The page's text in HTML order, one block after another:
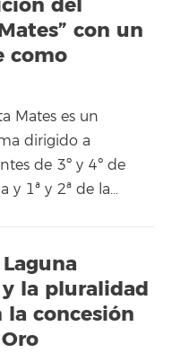
con un
como
Mates es un
dirigido a
de 3º y 4º de
y 1ª y 2ª de la…
la pluralidad
concesión